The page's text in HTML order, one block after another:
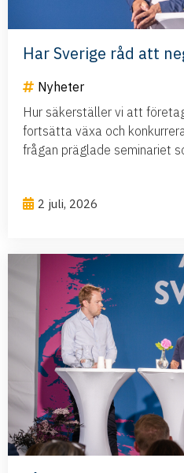
Har Sverige råd att
Nyheter
Hur säkerställer vi att
fortsätta växa och
frågan präglade seminariet
2 juli, 2026